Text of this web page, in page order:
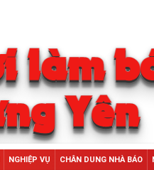
NGHIỆP VỤ CHÂN DUNG NHÀ BÁO